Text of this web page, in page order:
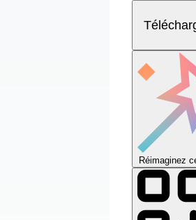
Réimaginez